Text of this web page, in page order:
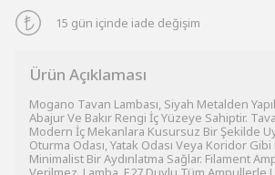
15 gün içinde iade değişim
Ürün Açıklaması
Mogano Tavan Lambası, Siyah Metalden
Abajur Ve Bakır Rengi İç Yüzeye Sahiptir.
Modern İç Mekanlara Kusursuz Bir Şekilde
Oturma Odası, Yatak Odası Veya Koridor
Minimalist Bir Aydınlatma Sağlar. Filament